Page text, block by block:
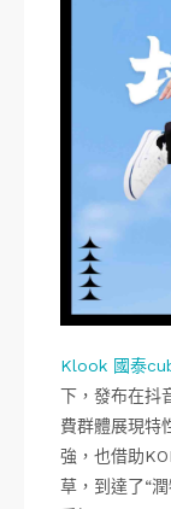
Klook 國泰
下，發布在抖
費群體展現特
強，也借助
草，到達了“